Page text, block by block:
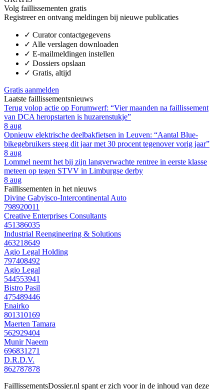
Volg faillissementen gratis
Registreer en ontvang meldingen bij nieuwe publicaties
✓ Curator contactgegevens
✓ Alle verslagen downloaden
✓ E-mailmeldingen instellen
✓ Dossiers opslaan
✓ Gratis, altijd
Gratis aanmelden
Laatste faillissementsnieuws
Terug volop actie op Forumwerf: “Vier maanden na faillissement
van DCA heropstarten is huzarenstukje”
8 aug
Opnieuw elektrische deelbakfietsen in Leuven: “Aantal Blue-
bikegebruikers steeg dit jaar met 30 procent tegenover vorig jaar”
8 aug
Lommel neemt het bij zijn langverwachte rentree in eerste klasse
meteen op tegen STVV in Limburgse derby
8 aug
Faillissementen in het nieuws
Divine Gabyisco-Intercontinental Auto
798920011
Creative Enterprises Consultants
451386035
Industrial Reengineering & Solutions
463218649
Agio Legal Holding
797408492
Agio Legal
544553941
Bistro Pasil
475489446
Enairko
801310169
Maerten Tamara
562929404
Munir Naeem
696831271
D.R.D.V.
862787878
FaillissementsDossier.nl spant er zich voor in de inhoud van deze